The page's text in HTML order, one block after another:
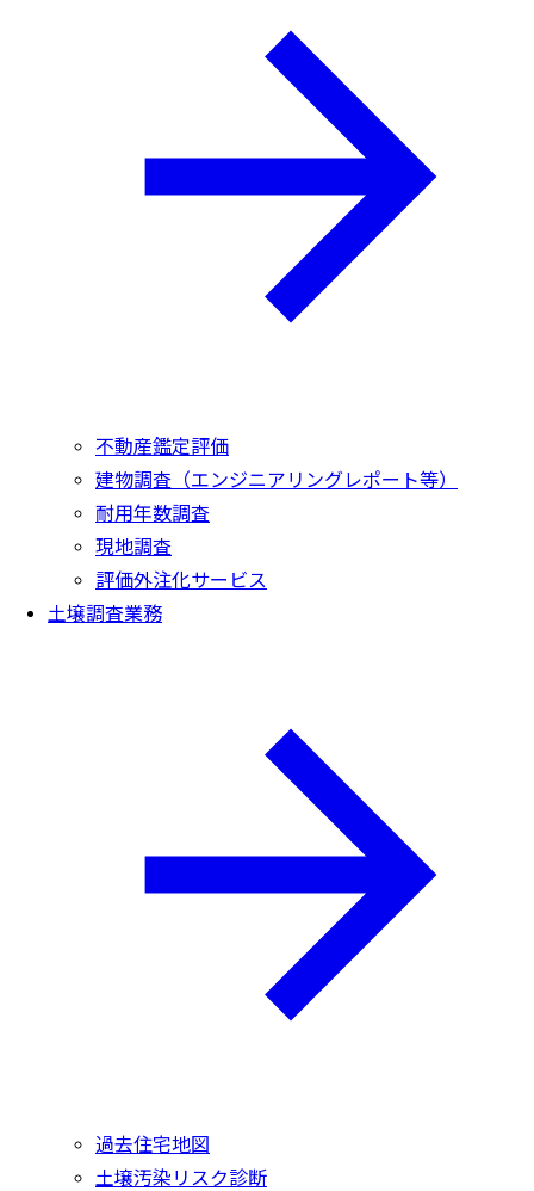
不動産鑑定評価
建物調査（エンジニアリングレポート等）
耐用年数調査
現地調査
評価外注化サービス
土壌調査業務
過去住宅地図
土壌汚染リスク診断